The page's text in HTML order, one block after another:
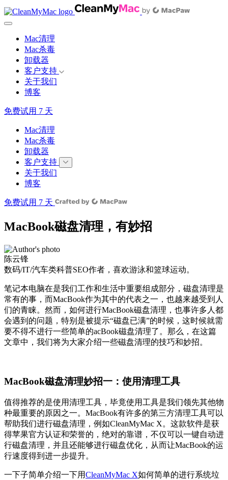
Mac清理
Mac杀毒
卸载器
客户支持
关于我们
博客
免费试用 7 天
Mac清理
Mac杀毒
卸载器
客户支持
关于我们
博客
免费试用 7 天
MacBook磁盘清理，有妙招
陈云锋
数码/IT/汽车类科普SEO作者，喜欢游泳和篮球运动。
笔记本电脑在是我们工作和生活中重要组成部分，磁盘清理是
常有的事，而MacBook作为其中的代表之一，也越来越受到人
们的青睐。然而，如何进行MacBook磁盘清理，也事许多人都
会遇到的问题，特别是被提示“磁盘已满”的时候，这时候就需
要不得不进行一些简单的acBook磁盘清理了。那么，在这篇
文章中，我们将为大家介绍一些磁盘清理的技巧和妙招。
MacBook磁盘清理妙招一：使用清理工具
值得推荐的是使用清理工具，毕竟使用工具是我们领先其他物
种最重要的原因之一。MacBook有许多的第三方清理工具可以
帮助我们进行磁盘清理，例如CleanMyMac X。这款软件是获
得苹果官方认证和荣誉的，绝对的靠谱，不仅可以一键自动进
行磁盘清理，并且还能够进行磁盘优化，从而让MacBook的运
行速度得到进一步提升。
一下子简单介绍一下用CleanMyMac X如何简单的进行系统垃